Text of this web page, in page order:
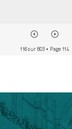
116 sur 803 • Page 114